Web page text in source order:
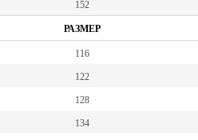
152
РАЗМЕР
116
122
128
134